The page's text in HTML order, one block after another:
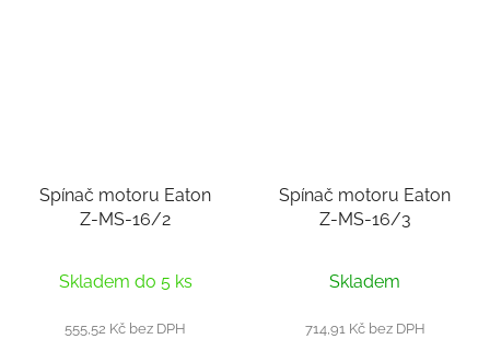
Spínač motoru Eaton
Z-MS-16/2
Skladem do 5 ks
555,52 Kč bez DPH
Spínač motoru Eaton
Z-MS-16/3
Skladem
714,91 Kč bez DPH